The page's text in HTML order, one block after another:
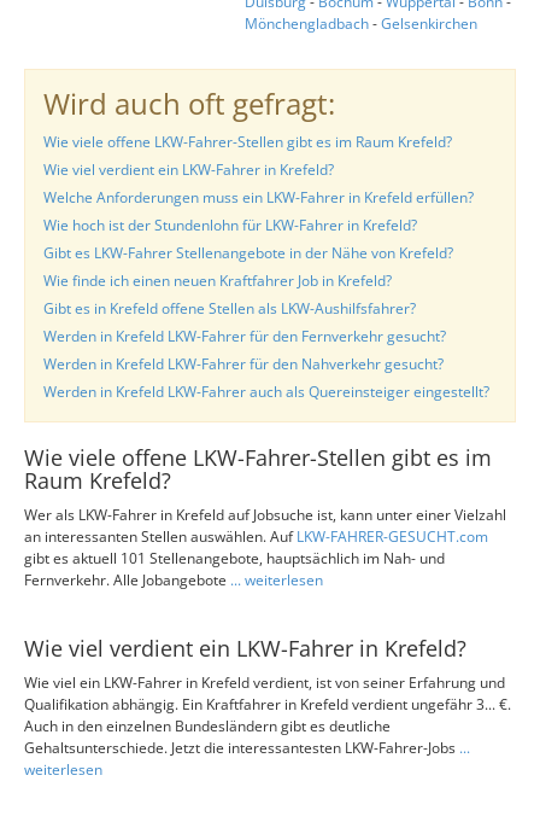
Mönchengladbach-Gelsenkirchen
Wird auch oft gefragt:
Wie viele offene LKW-Fahrer-Stellen gibt es im Raum Krefeld?
Wie viel verdient ein LKW-Fahrer in Krefeld?
Welche Anforderungen muss ein LKW-Fahrer in Krefeld erfüllen?
Wie hoch ist der Stundenlohn für LKW-Fahrer in Krefeld?
Gibt es LKW-Fahrer Stellenangebote in der Nähe von Krefeld?
Wie finde ich einen neuen Kraftfahrer Job in Krefeld?
Gibt es in Krefeld offene Stellen als LKW-Aushilfsfahrer?
Werden in Krefeld LKW-Fahrer für den Fernverkehr gesucht?
Werden in Krefeld LKW-Fahrer für den Nahverkehr gesucht?
Werden in Krefeld LKW-Fahrer auch als Quereinsteiger eingestellt?
Wie viele offene LKW-Fahrer-Stellen gibt es im
Raum Krefeld?
Wer als LKW-Fahrer in Krefeld auf Jobsuche ist, kann unter einer Vielzahl
an interessanten Stellen auswählen. AufLKW-FAHRER-GESUCHT.com
gibt es aktuell 101 Stellenangebote, hauptsächlich im Nah- und
Fernverkehr. Alle Jobangebote ... weiterlesen
Wie viel verdient ein LKW-Fahrer in Krefeld?
Wie viel ein LKW-Fahrer in Krefeld verdient, ist von seiner Erfahrung und
Qualifikation abhängig. Ein Kraftfahrer in Krefeld verdient ungefähr 3... €.
Auch in den einzelnen Bundesländern gibt es deutliche
Gehaltsunterschiede. Jetzt die interessantesten LKW-Fahrer-Jobs ...
weiterlesen